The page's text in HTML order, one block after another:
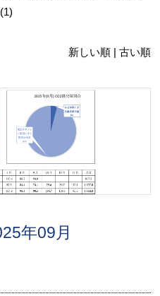
新しい順 | 古い順
年09月